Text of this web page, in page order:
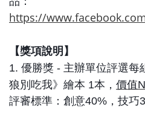
https://
【獎項說明】
1. 優勝獎 - 主辦單位評選每
狼別吃我》 繪本 1本， 價值
評審標準：創意40% ，技巧